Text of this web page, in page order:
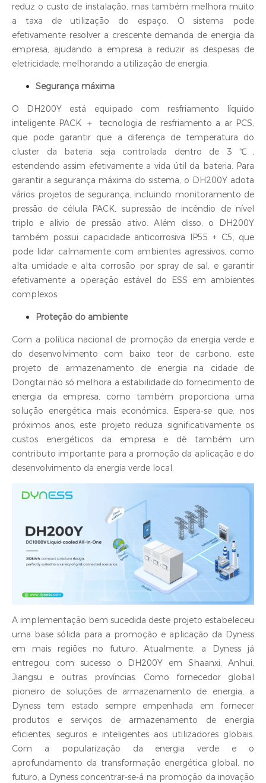
reduz o custo de instalação, mas também melhora muito
a taxa de utilização do espaço. O sistema pode
efetivamente resolver a crescente demanda de energia da
empresa, ajudando a empresa a reduzir as despesas de
eletricidade, melhorando a utilização de energia.
Segurança máxima
O DH200Y está equipado com resfriamento líquido
inteligente PACK ＋ tecnologia de resfriamento a ar PCS,
que pode garantir que a diferença de temperatura do
cluster da bateria seja controlada dentro de 3 ℃,
estendendo assim efetivamente a vida útil da bateria. Para
garantir a segurança máxima do sistema, o DH200Y adota
vários projetos de segurança, incluindo monitoramento de
pressão de célula PACK, supressão de incêndio de nível
triplo e alívio de pressão ativo. Além disso, o DH200Y
também possui capacidade anticorrosiva IP55 + C5, que
pode lidar calmamente com ambientes agressivos, como
alta umidade e alta corrosão por spray de sal, e garantir
efetivamente a operação estável do ESS em ambientes
complexos.
Proteção do ambiente
Com a política nacional de promoção da energia verde e
do desenvolvimento com baixo teor de carbono, este
projeto de armazenamento de energia na cidade de
Dongtai não só melhora a estabilidade do fornecimento de
energia da empresa, como também proporciona uma
solução energética mais económica. Espera-se que, nos
próximos anos, este projeto reduza significativamente os
custos energéticos da empresa e dê também um
contributo importante para a promoção da aplicação e do
desenvolvimento da energia verde local.
A implementação bem sucedida deste projeto estabeleceu
uma base sólida para a promoção e aplicação da Dyness
em mais regiões no futuro. Atualmente, a Dyness já
entregou com sucesso o DH200Y em Shaanxi, Anhui,
Jiangsu e outras províncias. Como fornecedor global
pioneiro de soluções de armazenamento de energia, a
Dyness tem estado sempre empenhada em fornecer
produtos e serviços de armazenamento de energia
eficientes, seguros e inteligentes aos utilizadores globais.
Com a popularização da energia verde e o
aprofundamento da transformação energética global, no
futuro, a Dyness concentrar-se-á na promoção da inovação